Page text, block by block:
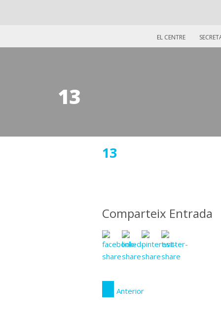
EL CENTRE
13
13
Comparteix Entrada
Anterior